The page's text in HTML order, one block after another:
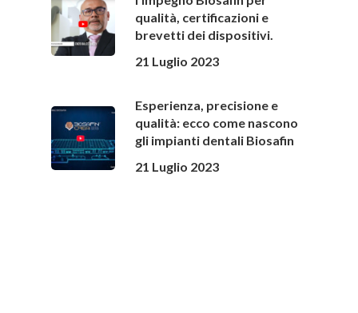
qualità, certificazioni e
brevetti dei dispositivi.
21 Luglio 2023
Esperienza, precisione e
qualità: ecco come nascono
gli impianti dentali Biosafin
21 Luglio 2023